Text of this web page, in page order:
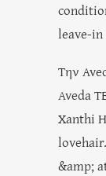
leave-in
Tην
Aveda
Xanthi
&amp;